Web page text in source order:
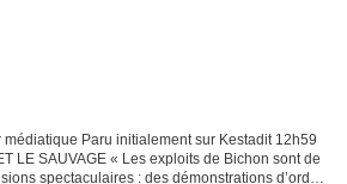
médiatique Paru initialement sur Kestadit 12h59
LE SAUVAGE « Les exploits de Bichon sont de
spectaculaires : des démonstrations d’ordre